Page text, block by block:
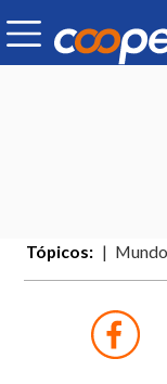
Tópicos: Mundo